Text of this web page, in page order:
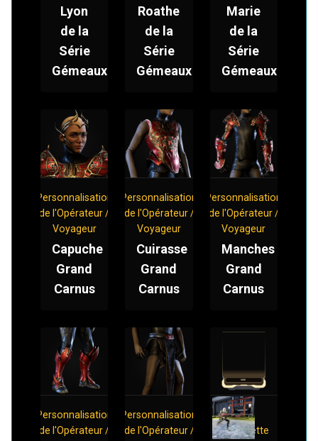
Lyon
de la
Série
Gémeaux
Roathe
de la
Série
Gémeaux
Marie
de la
Série
Gémeaux
Personnalisation
de l'Opérateur /
Voyageur
Capuche
Grand
Carnus
Personnalisation
de l'Opérateur /
Voyageur
Cuirasse
Grand
Carnus
Personnalisation
de l'Opérateur /
Voyageur
Manches
Grand
Carnus
Personnalisation
de l'Opérateur /
Personnalisation
de l'Opérateur /
Mod
Baïonnette